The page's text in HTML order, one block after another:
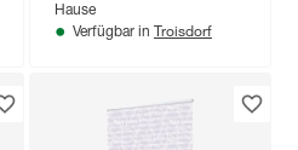
Hause
Verfügbar in Troisdorf